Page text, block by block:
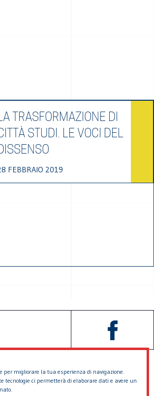
per migliorare la tua esperienza di navigazione.
tecnologie ci permetterà di elaborare dati e avere un
TRASFORMAZIONE DI
STUDI. LE VOCI DEL
FEBBRAIO 2019